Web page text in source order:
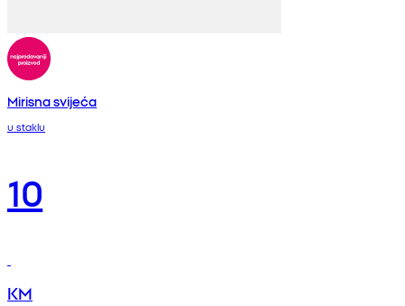
Mirisna svijeća
u staklu
10
KM